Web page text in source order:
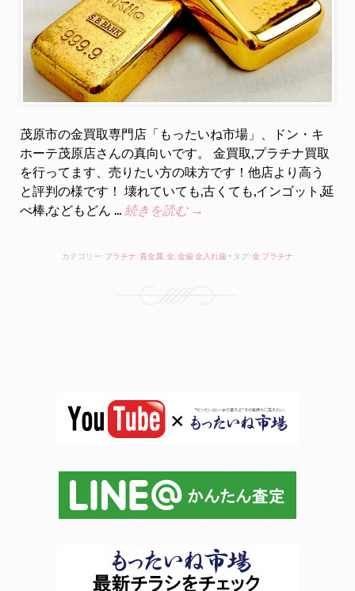
茂原市の金買取専門店「もったいね市場」、ドン・キ
ホーテ茂原店さんの真向いです。 金買取,プラチナ買取
を行ってます、売りたい方の味方です！他店より高う
と評判の様です！ 壊れていても,古くても,インゴット,延
べ棒,などもどん …続きを読む →
カテゴリー: プラチナ 貴金属 金 金歯 金入れ歯 タグ:金 プラチナ